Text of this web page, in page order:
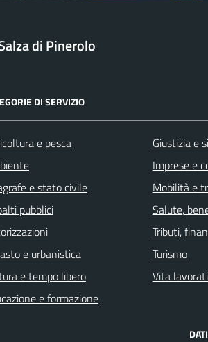
di Pinerolo
DI SERVIZIO
e pesca
e stato civile
pubblici
e urbanistica
e tempo libero
e formazione
Giustizia e
Imprese e
Mobilità e
Salute,
Tributi,
Turismo
Vita